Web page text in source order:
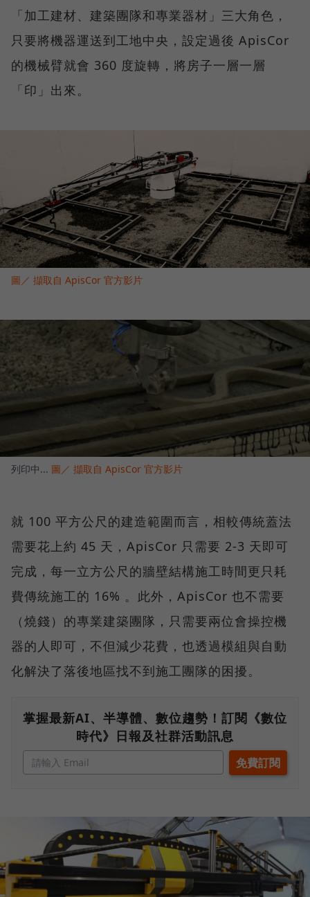
「加工建材、建築團隊和專業器材」三大角色，
只要將機器運送到工地中央，設定過後 ApisCor
的機械臂就會 360 度旋轉，將房子一層一層
「印」出來。
圖／ 擷取自 ApisCor 官方影片
列印中... 圖／ 擷取自 ApisCor 官方影片
就 100 平方公尺的建造範圍而言，相較傳統蓋法
需要花上約 45 天，ApisCor 只需要 2-3 天即可
完成，每一立方公尺的牆壁結構施工時間更只耗
費傳統施工的 16% 。此外，ApisCor 也不需要
（燒錢）的專業建築團隊，只需要兩位會操控機
器的人即可，不但減少花費，也透過模組與自動
化解決了落後地區找不到施工團隊的困擾。
掌握最新AI、半導體、數位趨勢！訂閱《數位
時代》日報及社群活動訊息